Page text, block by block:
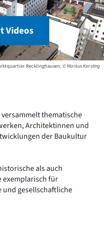
Videos
Recklinghausen, © Markus Kersting
versammelt thematische
Architektinnen und
der Baukultur
als auch
exemplarisch für
gesellschaftliche